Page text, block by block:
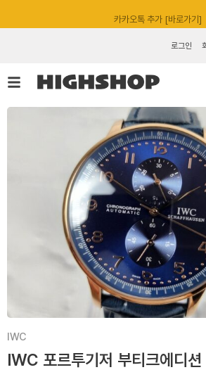
건
너
뛰
로그인
IWC
IWC 포르투기저 부티크에디션